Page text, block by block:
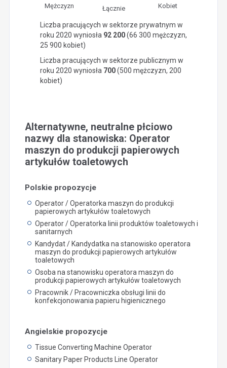
Mężczyzn Łącznie Kobiet
Liczba pracujących w sektorze prywatnym w
roku 2020 wyniosła 92 200(66 300 mężczyzn,
25 900 kobiet)
Liczba pracujących w sektorze publicznym w
roku 2020 wyniosła 700(500 mężczyzn, 200
kobiet)
Alternatywne, neutralne płciowo
nazwy dla stanowiska: Operator
maszyn do produkcji papierowych
artykułów toaletowych
Polskie propozycje
Operator / Operatorka maszyn do produkcji
papierowych artykułów toaletowych
Operator / Operatorka linii produktów toaletowych i
sanitarnych
Kandydat / Kandydatka na stanowisko operatora
maszyn do produkcji papierowych artykułów
toaletowych
Osoba na stanowisku operatora maszyn do
produkcji papierowych artykułów toaletowych
Pracownik / Pracowniczka obsługi linii do
konfekcjonowania papieru higienicznego
Angielskie propozycje
Tissue Converting Machine Operator
Sanitary Paper Products Line Operator